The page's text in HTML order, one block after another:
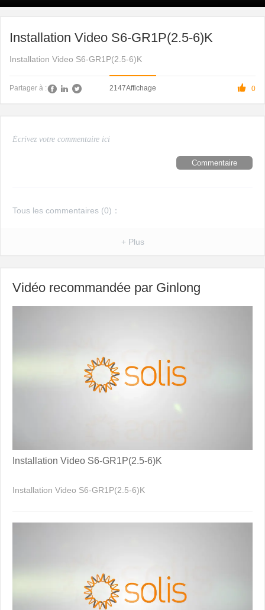
Installation Video S6-GR1P(2.5-6)K
Installation Video S6-GR1P(2.5-6)K
Partager à :  0
2147Affichage
Commentaire
Tous les commentaires (0)：
+ Plus
Vidéo recommandée par Ginlong
Installation Video S6-GR1P(2.5-6)K
Installation Video S6-GR1P(2.5-6)K